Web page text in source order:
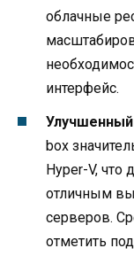
облачные
интерфейс.
box
Hyper-V, что
отличным
серверов.
отметить